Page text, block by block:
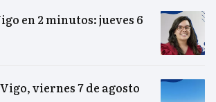
en 2 minutos: jueves 6
viernes 7 de agosto